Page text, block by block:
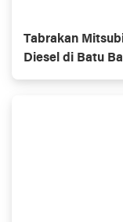
Tabrakan
Diesel di Batu
Ditempat